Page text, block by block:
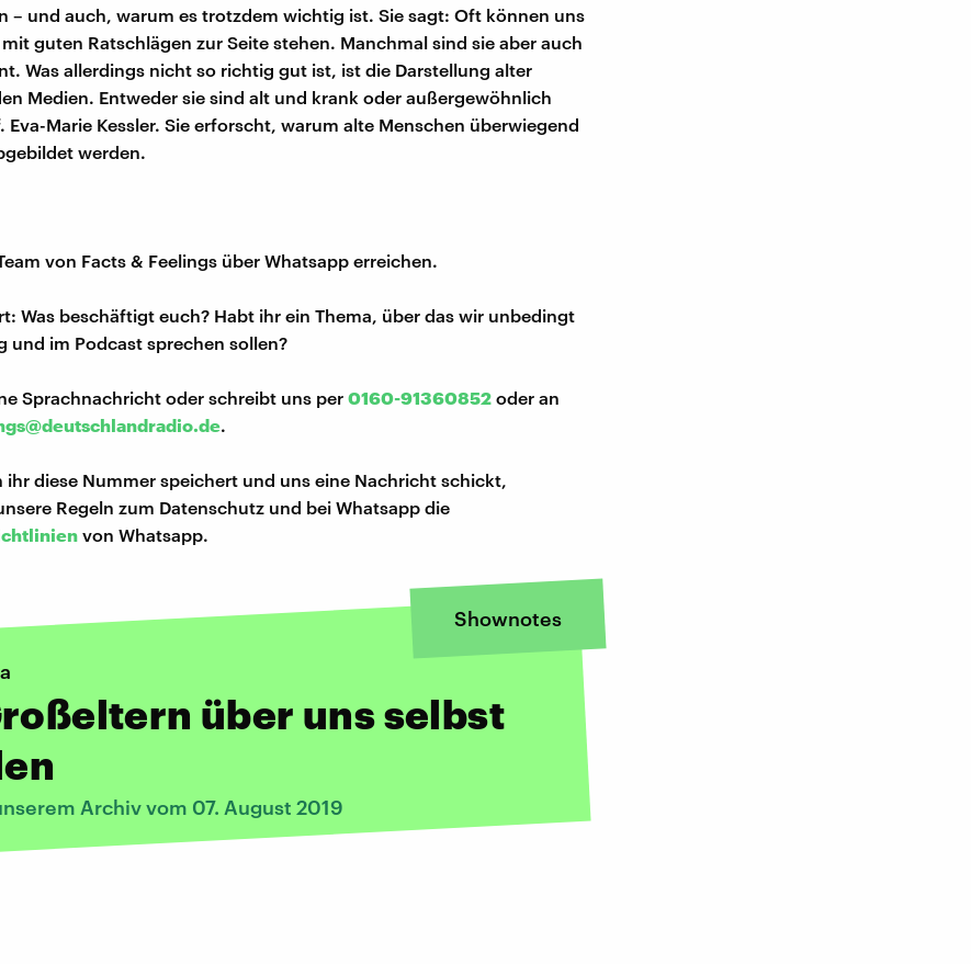
– und auch, warum es trotzdem wichtig ist. Sie sagt: Oft können uns
guten Ratschlägen zur Seite stehen. Manchmal sind sie aber auch
Was allerdings nicht so richtig gut ist, ist die Darstellung alter
Medien. Entweder sie sind alt und krank oder außergewöhnlich
Eva-Marie Kessler. Sie erforscht, warum alte Menschen überwiegend
werden.
von Facts & Feelings über Whatsapp erreichen.
Was beschäftigt euch? Habt ihr ein Thema, über das wir unbedingt
und im Podcast sprechen sollen?
Sprachnachricht oder schreibt uns per 0160-91360852 oder an
.
ihr diese Nummer speichert und uns eine Nachricht schickt,
Regeln zum Datenschutz und bei Whatsapp die
von Whatsapp.
Shownotes
über uns selbst
Archiv vom 07. August 2019